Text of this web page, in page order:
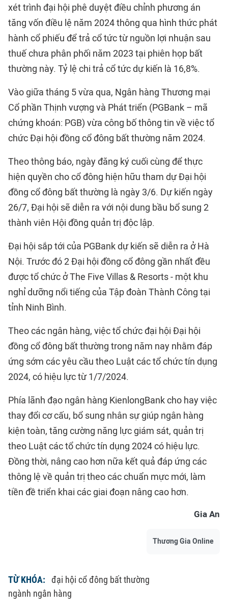
xét trình đại hội phê duyệt điều chỉnh phương án
tăng vốn điều lệ năm 2024 thông qua hình thức phát
hành cổ phiếu để trả cổ tức từ nguồn lợi nhuận sau
thuế chưa phân phối năm 2023 tại phiên họp bất
thường này. Tỷ lệ chi trả cổ tức dự kiến là 16,8%.
Vào giữa tháng 5 vừa qua, Ngân hàng Thương mại
Cổ phần Thịnh vượng và Phát triển (PGBank – mã
chứng khoán: PGB) vừa công bố thông tin về việc tổ
chức Đại hội đồng cổ đông bất thường năm 2024.
Theo thông báo, ngày đăng ký cuối cùng để thực
hiện quyền cho cổ đông hiện hữu tham dự Đại hội
đồng cổ đông bất thường là ngày 3/6. Dự kiến ngày
26/7, Đại hội sẽ diễn ra với nội dung bầu bổ sung 2
thành viên Hội đồng quản trị độc lập.
Đại hội sắp tới của PGBank dự kiến sẽ diễn ra ở Hà
Nội. Trước đó 2 Đại hội đồng cổ đông gần nhất đều
được tổ chức ở The Five Villas & Resorts - một khu
nghỉ dưỡng nổi tiếng của Tập đoàn Thành Công tại
tỉnh Ninh Bình.
Theo các ngân hàng, việc tổ chức đại hội Đại hội
đồng cổ đông bất thường trong năm nay nhằm đáp
ứng sớm các yêu cầu theo Luật các tổ chức tín dụng
2024, có hiệu lực từ 1/7/2024.
Phía lãnh đạo ngân hàng KienlongBank cho hay việc
thay đổi cơ cấu, bổ sung nhân sự giúp ngân hàng
kiện toàn, tăng cường năng lực giám sát, quản trị
theo Luật các tổ chức tín dụng 2024 có hiệu lực.
Đồng thời, nâng cao hơn nữa kết quả đáp ứng các
thông lệ về quản trị theo các chuẩn mực mới, làm
tiền đề triển khai các giai đoạn nâng cao hơn.
Gia An
Thương Gia Online
TỪ KHÓA:
đại hội cổ đông bất thường
ngành ngân hàng